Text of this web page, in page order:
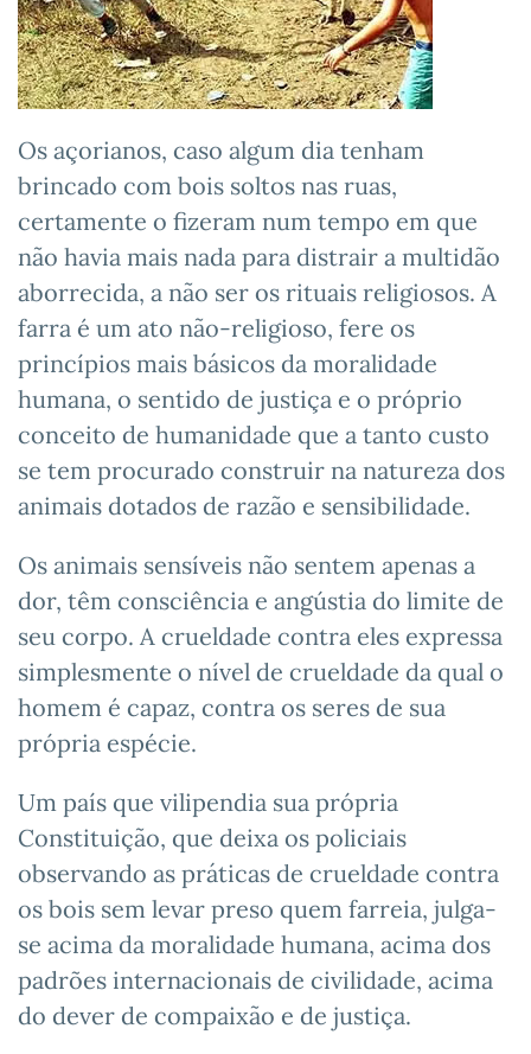
Os açorianos, caso algum dia tenham
brincado com bois soltos nas ruas,
certamente o fizeram num tempo em que
não havia mais nada para distrair a multidão
aborrecida, a não ser os rituais religiosos. A
farra é um ato não-religioso, fere os
princípios mais básicos da moralidade
humana, o sentido de justiça e o próprio
conceito de humanidade que a tanto custo
se tem procurado construir na natureza dos
animais dotados de razão e sensibilidade.
Os animais sensíveis não sentem apenas a
dor, têm consciência e angústia do limite de
seu corpo. A crueldade contra eles expressa
simplesmente o nível de crueldade da qual o
homem é capaz, contra os seres de sua
própria espécie.
Um país que vilipendia sua própria
Constituição, que deixa os policiais
observando as práticas de crueldade contra
os bois sem levar preso quem farreia, julga-
se acima da moralidade humana, acima dos
padrões internacionais de civilidade, acima
do dever de compaixão e de justiça.